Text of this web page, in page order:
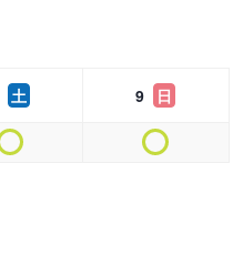
土 9 日